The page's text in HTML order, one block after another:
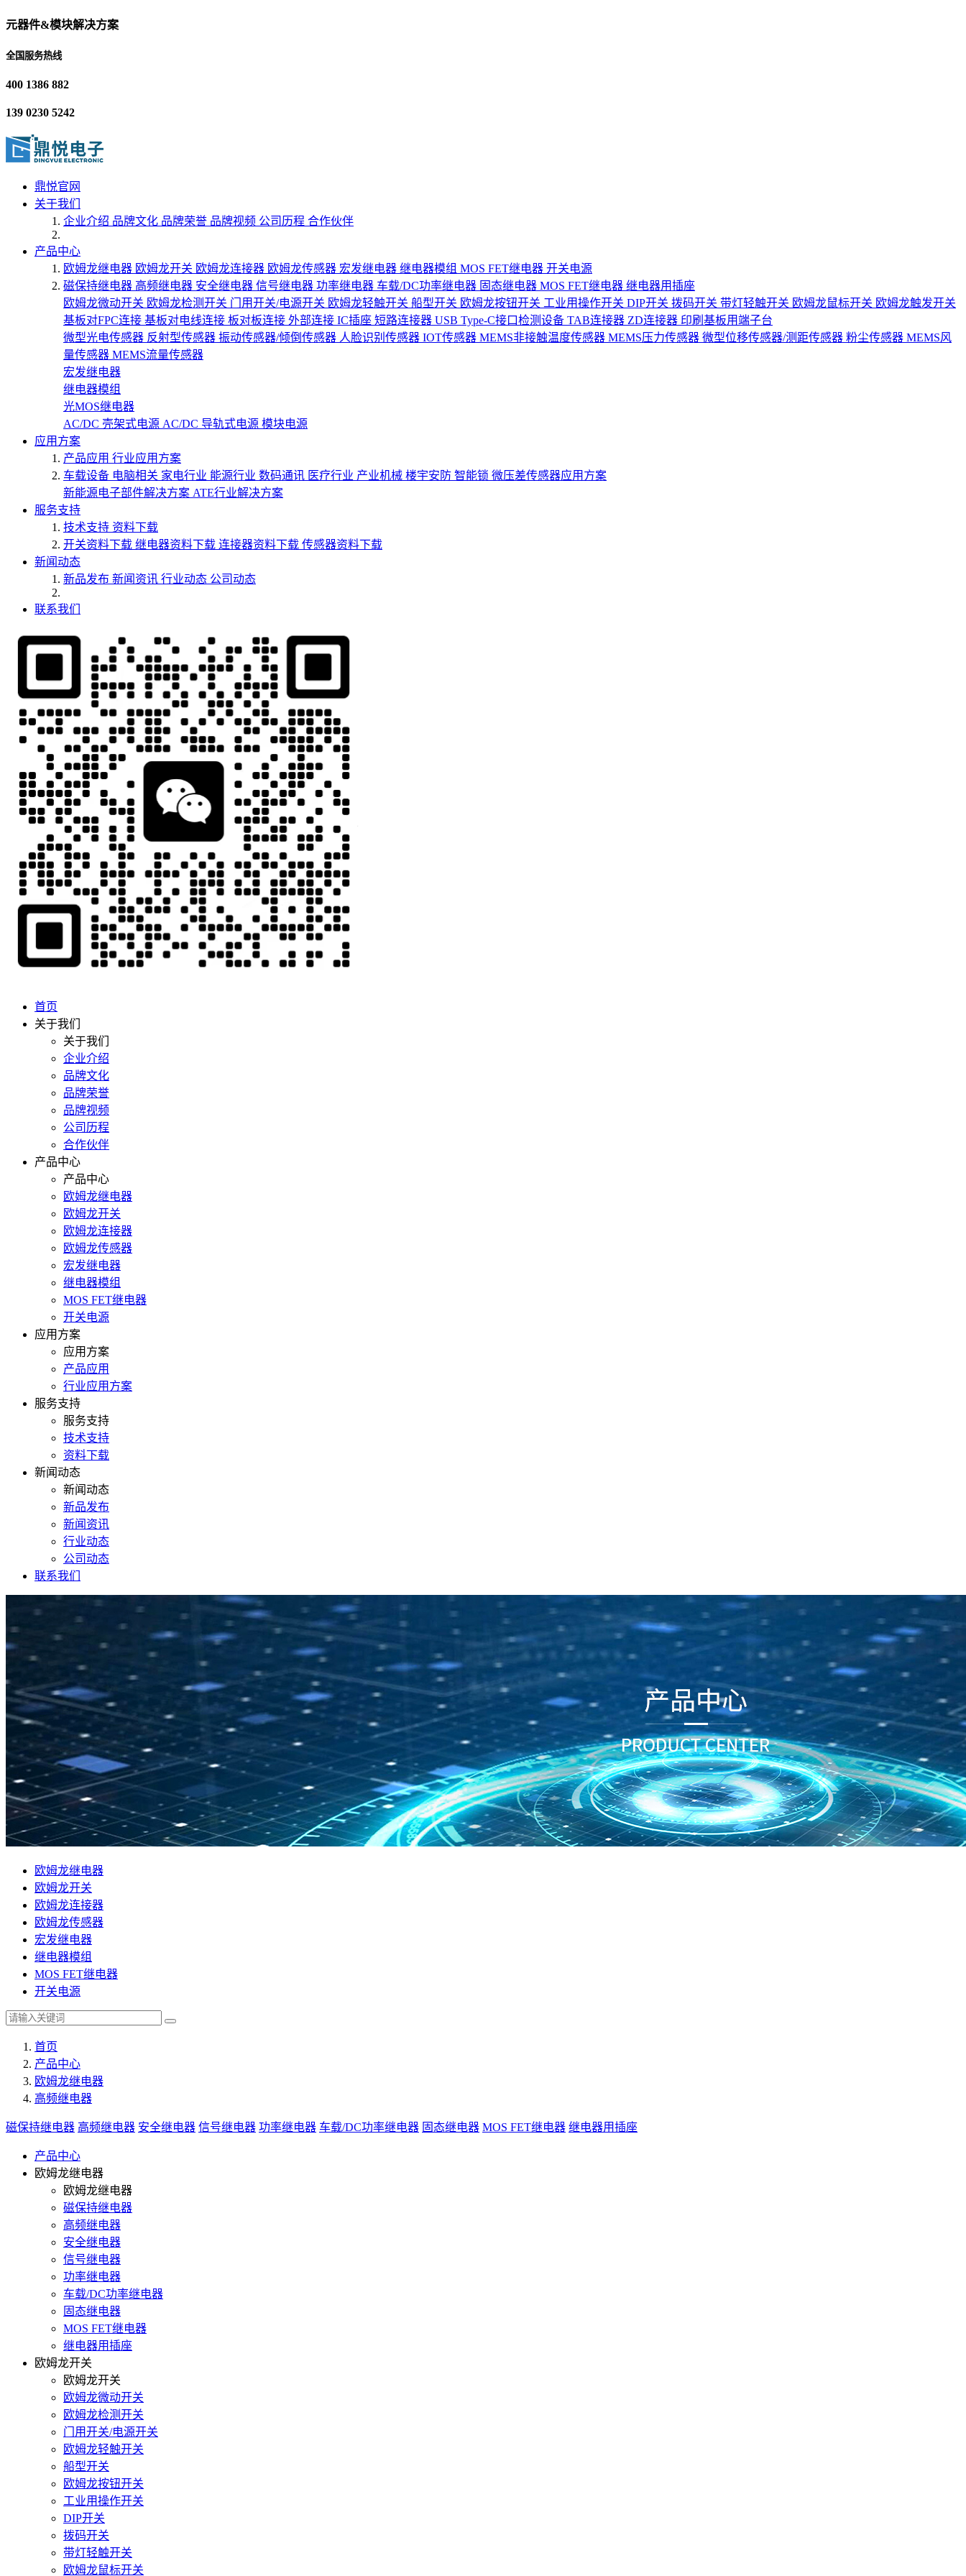
元器件&模块解决方案
全国服务热线
400 1386 882
139 0230 5242
鼎悦官网
关于我们
企业介绍 品牌文化 品牌荣誉 品牌视频 公司历程 合作伙伴
产品中心
欧姆龙继电器 欧姆龙开关 欧姆龙连接器 欧姆龙传感器 宏发继电器 继电器模组 MOS FET继电器 开关电源
磁保持继电器 高频继电器 安全继电器 信号继电器 功率继电器 车载/DC功率继电器 固态继电器 MOS FET继电器 继电器用插座
欧姆龙微动开关 欧姆龙检测开关 门用开关/电源开关 欧姆龙轻触开关 船型开关 欧姆龙按钮开关 工业用操作开关 DIP开关 拨码开关 带灯轻触开关 欧姆龙鼠标开关 欧姆龙触发开关
基板对FPC连接 基板对电线连接 板对板连接 外部连接 IC插座 短路连接器 USB Type-C接口检测设备 TAB连接器 ZD连接器 印刷基板用端子台
微型光电传感器 反射型传感器 振动传感器/倾倒传感器 人脸识别传感器 IOT传感器 MEMS非接触温度传感器 MEMS压力传感器 微型位移传感器/测距传感器 粉尘传感器 MEMS风
量传感器 MEMS流量传感器
宏发继电器
继电器模组
光MOS继电器
AC/DC 壳架式电源 AC/DC 导轨式电源 模块电源
应用方案
产品应用 行业应用方案
车载设备 电脑相关 家电行业 能源行业 数码通讯 医疗行业 产业机械 楼宇安防 智能锁 微压差传感器应用方案
新能源电子部件解决方案 ATE行业解决方案
服务支持
技术支持 资料下载
开关资料下载 继电器资料下载 连接器资料下载 传感器资料下载
新闻动态
新品发布 新闻资讯 行业动态 公司动态
联系我们
首页
关于我们
关于我们
企业介绍
品牌文化
品牌荣誉
品牌视频
公司历程
合作伙伴
产品中心
产品中心
欧姆龙继电器
欧姆龙开关
欧姆龙连接器
欧姆龙传感器
宏发继电器
继电器模组
MOS FET继电器
开关电源
应用方案
应用方案
产品应用
行业应用方案
服务支持
服务支持
技术支持
资料下载
新闻动态
新闻动态
新品发布
新闻资讯
行业动态
公司动态
联系我们
欧姆龙继电器
欧姆龙开关
欧姆龙连接器
欧姆龙传感器
宏发继电器
继电器模组
MOS FET继电器
开关电源
首页
产品中心
欧姆龙继电器
高频继电器
磁保持继电器 高频继电器 安全继电器 信号继电器 功率继电器 车载/DC功率继电器 固态继电器 MOS FET继电器 继电器用插座
产品中心
欧姆龙继电器
欧姆龙继电器
磁保持继电器
高频继电器
安全继电器
信号继电器
功率继电器
车载/DC功率继电器
固态继电器
MOS FET继电器
继电器用插座
欧姆龙开关
欧姆龙开关
欧姆龙微动开关
欧姆龙检测开关
门用开关/电源开关
欧姆龙轻触开关
船型开关
欧姆龙按钮开关
工业用操作开关
DIP开关
拨码开关
带灯轻触开关
欧姆龙鼠标开关